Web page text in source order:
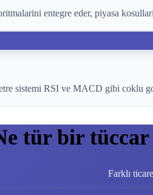
entegre eder, piyasa
sistemi RSI ve MACD gibi coklu
tür bir
Farklı